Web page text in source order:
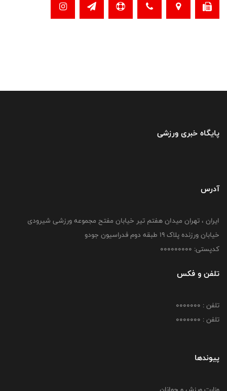
پایگاه خبری ورزشی
آدرس
ایران ، تهران میدان هفتم تیر خیابان مفتح مجموعه ورزشی شیرودی
خیابان ورزنده پلاک ۱۹ طبقه دوم فدراسیون جودو
کدپستی: 000000000
تلفن و فکس
تلفن : 0000000
تلفن : 0000000
پیوندها